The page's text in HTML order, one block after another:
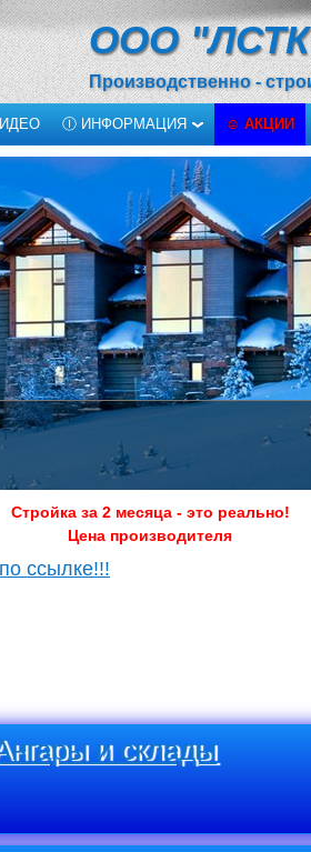
ООО
Производственно -
Ⓘ ИНФОРМАЦИЯ ☺ АКЦИИ
Стройка за 2 месяца - это реально!
Цена производителя
ссылке!!!
и склады